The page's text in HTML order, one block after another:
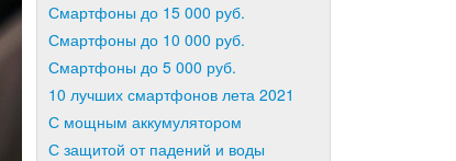
Смартфоны до 15 000 руб.
Смартфоны до 10 000 руб.
Смартфоны до 5 000 руб.
10 лучших смартфонов лета 2021
С мощным аккумулятором
С защитой от падений и воды